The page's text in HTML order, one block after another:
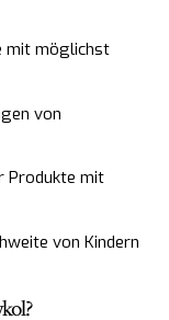
mit möglichst
von
Produkte mit
von Kindern